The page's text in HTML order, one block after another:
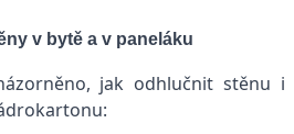
v bytě a v paneláku
jak odhlučnit stěnu i